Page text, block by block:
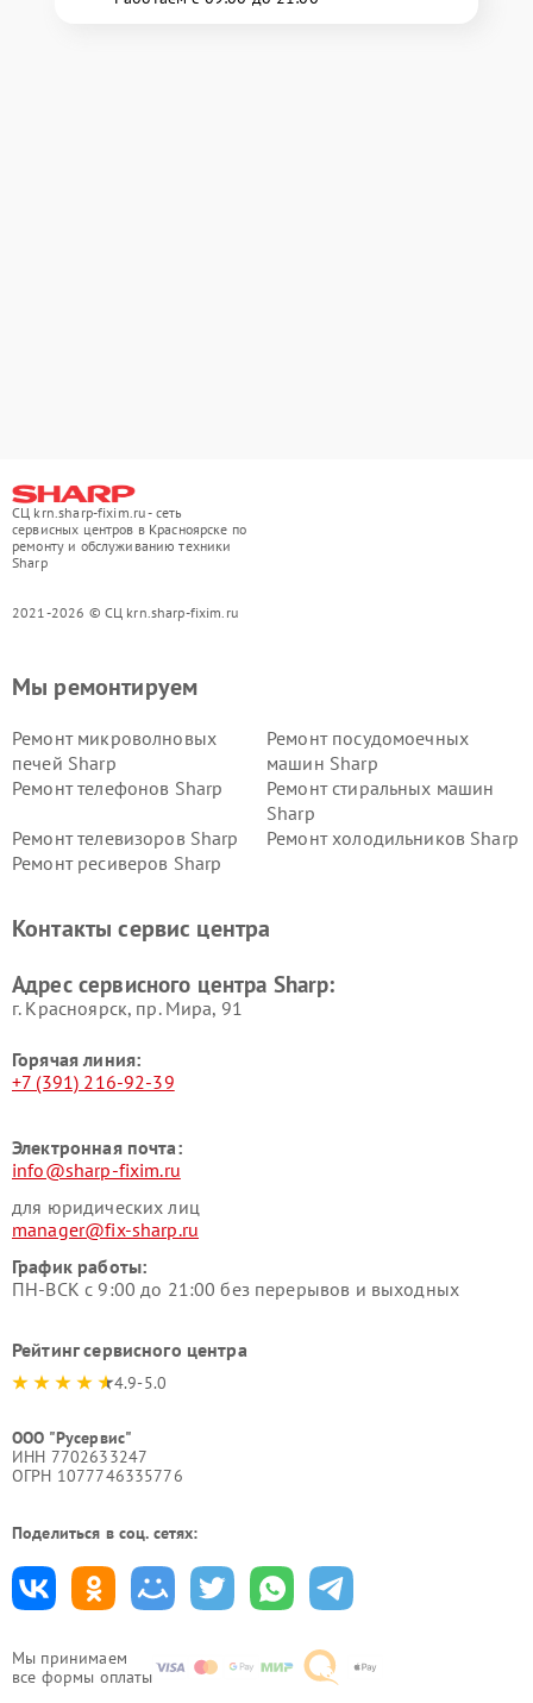
СЦ krn.sharp-fixim.ru - сеть
сервисных центров в Красноярске по
ремонту и обслуживанию техники
Sharp
2021-2026 © СЦ krn.sharp-fixim.ru
Мы принимаем
все формы оплаты
Мы ремонтируем
Ремонт микроволновых
печей Sharp
Ремонт посудомоечных
машин Sharp
Ремонт телефонов Sharp
Ремонт стиральных машин
Sharp
Ремонт телевизоров Sharp
Ремонт холодильников Sharp
Ремонт ресиверов Sharp
Контакты сервис центра
Адрес сервисного центра Sharp:
г. Красноярск, ​пр. Мира, 91
Горячая линия:
+7 (391) 216-92-39
Электронная почта:
info@sharp-fixim.ru
для юридических лиц
manager@fix-sharp.ru
График работы:
ПН-ВСК с 9:00 до 21:00 без перерывов и выходных
Рейтинг сервисного центра
4.9-5.0
ООО "Русервис"
ИНН 7702633247
ОГРН 1077746335776
Поделиться в соц. сетях: